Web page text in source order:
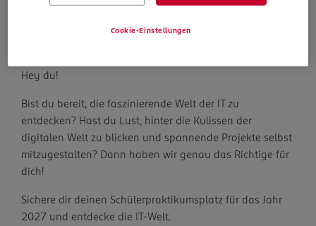
Bereich: IT
Hey du!
Bist du bereit, die faszinierende Welt der IT zu
entdecken? Hast du Lust, hinter die Kulissen der
digitalen Welt zu blicken und spannende Projekte selbst
mitzugestalten? Dann haben wir genau das Richtige für
dich!
Sichere dir deinen Schülerpraktikumsplatz für das Jahr
2027 und entdecke die IT-Welt.
Cookie-Einstellungen